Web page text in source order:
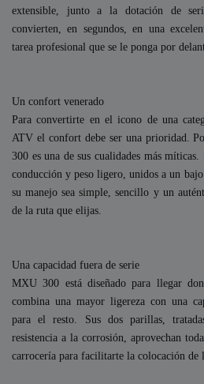
extensible, junto a la dotación de
convierten, en segundos, en una
tarea profesional que se le ponga por
Un confort venerado
Para convertirte en el icono de una
ATV el confort debe ser una prioridad.
300 es una de sus cualidades más
conducción y peso ligero, unidos a un
su manejo sea simple, sencillo y un
de la ruta que elijas.
Una capacidad fuera de serie
MXU 300 está diseñado para llegar
combina una mayor ligereza con una
para el resto. Sus dos parillas,
resistencia a la corrosión, aprovechan
carrocería para facilitarte la colocación de